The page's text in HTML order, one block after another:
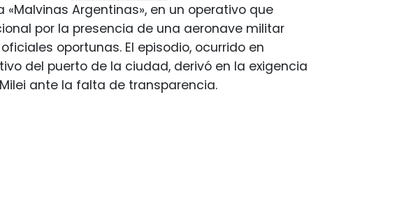
Argentinas», en un operativo que
por la presencia de una aeronave militar
oportunas. El episodio, ocurrido en
del puerto de la ciudad, derivó en la exigencia
ante la falta de transparencia.